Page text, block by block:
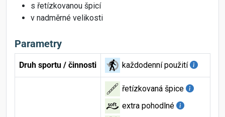
s řetízkovanou špicí
v nadměrné velikosti
Parametry
Druh sportu / činnosti každodenní použití
řetízkovaná špice
extra pohodlné